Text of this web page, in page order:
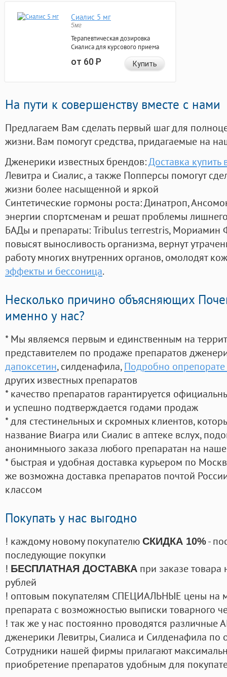
Сиалис 5 мг
5мг
Терапевтическая дозировка
Сиалиса для курсового приема
от 60Р Купить
На пути к совершенству вместе с нами
Предлагаем Вам сделать первый шаг для
жизни. Вам помогут средства, придагаемые на
Дженерики известных брендов:Доставка купить
Левитра и Сиалис, а также Попперсы помогут
жизни более насыщенной и яркой
Синтетические гормоны роста: Динатроп,
энергии спортсменам и решат проблемы
БАДы и препараты:Tribulus terrestris, Мориамин
повысят выносливость организма, вернут
работу многих внутренних органов, омолодят
эффекты и бессоница.
Несколько причино объясняющих
именно у нас?
* Мы являемся первым и единственным на
представителем по продаже препаратов
дапоксетин, силденафила, Подробно опрепорате
других известных препаратов
* качество препаратов гарантируется
и успешно подтверждается годами продаж
* для стестинельных и скромных клиентов,
название Виагра или Сиалис в аптеке вслух,
анонимныого заказа любого препаратан на
* быстрая и удобная доставка курьером по
же возможна доставка препаратов почтой
классом
Покупать у нас выгодно
! каждому новому покупателю СКИДКА 10%-
последующие покупки
! БЕСПЛАТНАЯ ДОСТАВКА при заказе
рублей
! оптовым покупателям СПЕЦИАЛЬНЫЕ цены на
препарата с возможностью выписки товарного
! так же у нас постоянно проводятся
дженерики Левитры, Сиалиса и Силденафила по
Cотрудники нашей фирмы прилагают
приобретение препаратов удобным для